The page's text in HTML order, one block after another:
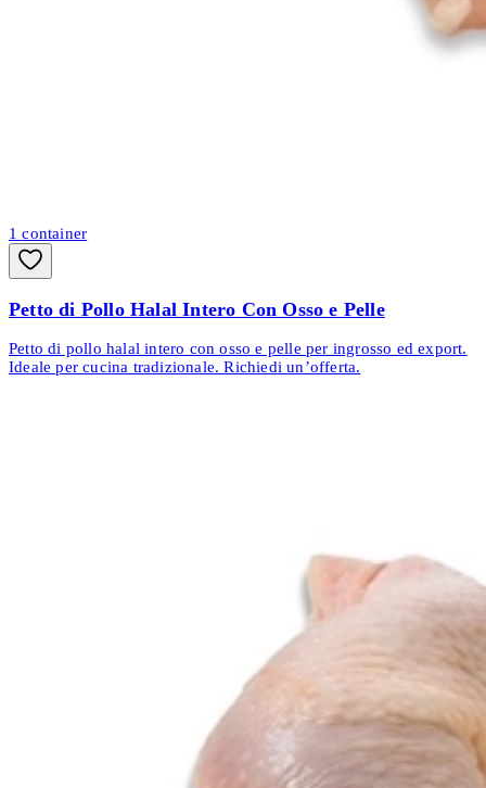
1container
Petto di Pollo Halal Intero Con Osso e Pelle
Petto di pollo halal intero con osso e pelle per ingrosso ed export.
Ideale per cucina tradizionale. Richiedi un’offerta.